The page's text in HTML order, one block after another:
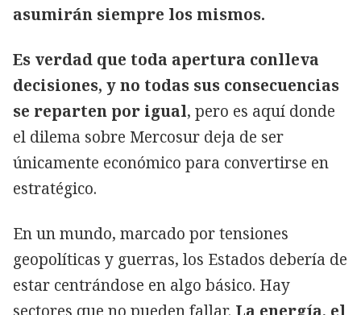
asumirán siempre los mismos.
Es verdad que toda apertura conlleva
decisiones, y no todas sus consecuencias
se reparten por igual, pero es aquí donde
el dilema sobre Mercosur deja de ser
únicamente económico para convertirse en
estratégico.
En un mundo, marcado por tensiones
geopolíticas y guerras, los Estados debería de
estar centrándose en algo básico. Hay